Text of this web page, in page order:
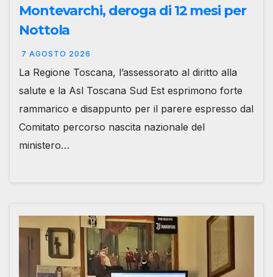
Montevarchi, deroga di 12 mesi per
Nottola
7 AGOSTO 2026
La Regione Toscana, l’assessorato al diritto alla
salute e la Asl Toscana Sud Est esprimono forte
rammarico e disappunto per il parere espresso dal
Comitato percorso nascita nazionale del
ministero…